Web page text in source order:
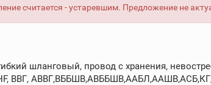
считается - устаревшим. Предложение не
шланговый, провод с хранения,
ВВГ,